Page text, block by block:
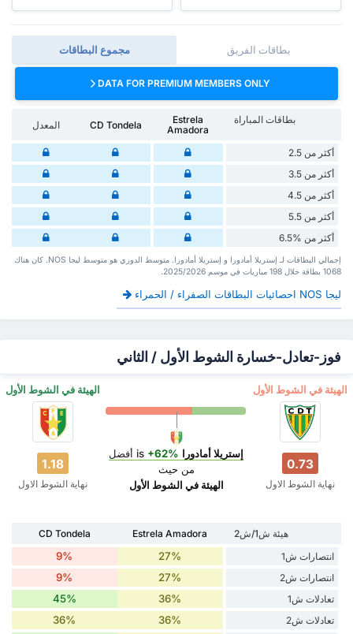
مجموع البطاقات بطاقات الفريق
DATA FOR PREMIUM MEMBERS ONLY
بطاقات المباراة
Estrela
Amadora
CD Tondela المعدل
أكثر من 2.5
أكثر من 3.5
أكثر من 4.5
أكثر من 5.5
أكثر من %6.5
إجمالي البطاقات لـ إستريلا أمادورا و إستريلا أمادورا. متوسط الدوري هو متوسط ليجا NOS. كان هناك
1068 بطاقة ‏خلال 198 مباريات في موسم 2025/2026.
ليجا NOS احصائيات البطاقات الصفراء / الحمراء
فوز-تعادل-خسارة الشوط الأول / الثاني
‏الهيئة في الشوط الأول ‏الهيئة في الشوط الأول
1.18
نهاية الشوط الاول
إستريلا أمادورا +62%
أفضل
من حيث
‏الهيئة في الشوط الأول
0.73
نهاية الشوط الاول
هيئة ش1/ش2 Estrela Amadora
CD Tondela
انتصارات ش1
27%
9%
انتصارات ش2 27%
9%
تعادلات ش1 36%
45%
تعادلات ش2 36%
36%